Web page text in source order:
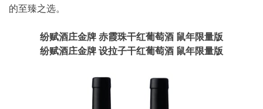
的至臻之选。
纷赋酒庄金牌 赤霞珠干红葡萄酒 鼠年限量版
纷赋酒庄金牌 设拉子干红葡萄酒 鼠年限量版